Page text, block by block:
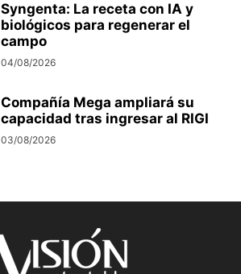
Syngenta: La receta con IA y
biológicos para regenerar el
campo
04/08/2026
Compañía Mega ampliará su
capacidad tras ingresar al RIGI
03/08/2026